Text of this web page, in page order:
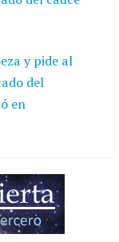
y pide al
del
en